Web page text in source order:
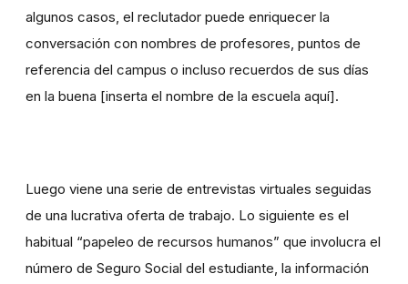
algunos casos, el reclutador puede enriquecer la
conversación con nombres de profesores, puntos de
referencia del campus o incluso recuerdos de sus días
en la buena [inserta el nombre de la escuela aquí].
Luego viene una serie de entrevistas virtuales seguidas
de una lucrativa oferta de trabajo. Lo siguiente es el
habitual “papeleo de recursos humanos” que involucra el
número de Seguro Social del estudiante, la información